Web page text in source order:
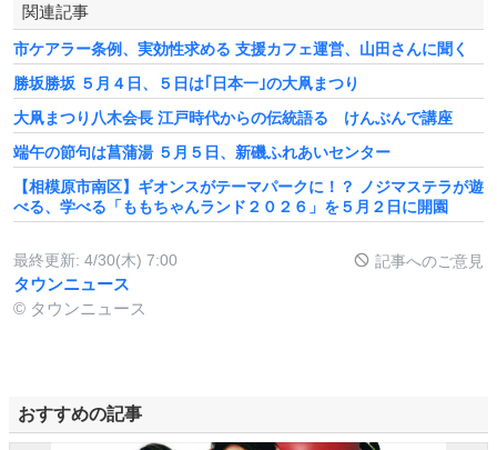
関連記事
市ケアラー条例、実効性求める 支援カフェ運営、山田さんに聞く
勝坂勝坂 ５月４日、５日は｢日本一｣の大凧まつり
大凧まつり八木会長 江戸時代からの伝統語る けんぶんで講座
端午の節句は菖蒲湯 ５月５日、新磯ふれあいセンター
【相模原市南区】ギオンスがテーマパークに！？ ノジマステラが遊
べる、学べる「ももちゃんランド２０２６」を５月２日に開園
最終更新: 4/30(木) 7:00 記事へのご意見
タウンニュース
© タウンニュース
おすすめの記事